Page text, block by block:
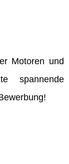
Motoren und
spannende